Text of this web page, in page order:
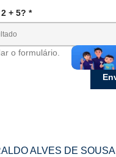
+ 5? *
o formulário.
ALVES DE SOUSA